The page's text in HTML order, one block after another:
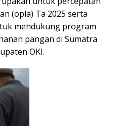
(opla) Ta 2025 serta
mendukung program
pangan di Sumatra
OKI.